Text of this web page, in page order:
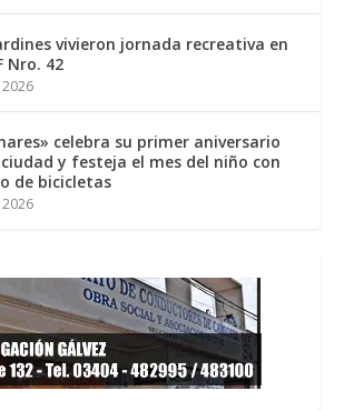
vivieron jornada recreativa en
Nro. 42
celebra su primer aniversario
y festeja el mes del niño con
de bicicletas